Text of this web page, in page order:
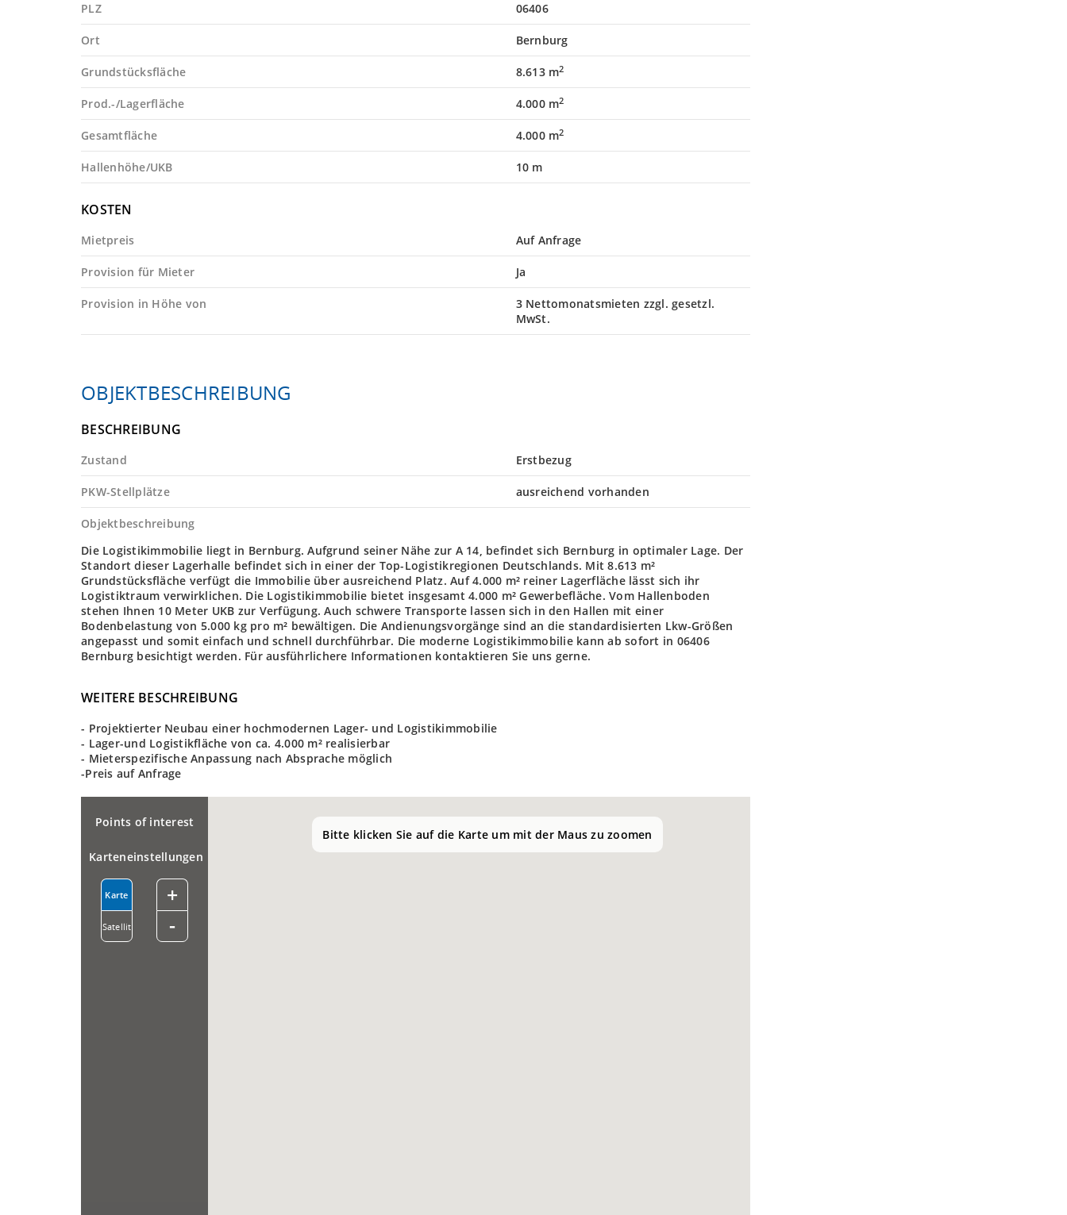
PLZ 06406
Ort Bernburg
Grundstücksfläche 8.613 m2
Prod.-/Lagerfläche 4.000 m2
Gesamtfläche 4.000 m2
Hallenhöhe/UKB 10 m
KOSTEN
Mietpreis Auf Anfrage
Provision für Mieter Ja
Provision in Höhe von
3 Nettomonatsmieten zzgl. gesetzl.
MwSt.
OBJEKTBESCHREIBUNG
BESCHREIBUNG
Zustand Erstbezug
PKW-Stellplätze ausreichend vorhanden
Objektbeschreibung
Die Logistikimmobilie liegt in Bernburg. Aufgrund seiner Nähe zur A 14, befindet sich Bernburg in optimaler Lage. Der
Standort dieser Lagerhalle befindet sich in einer der Top-Logistikregionen Deutschlands. Mit 8.613 m²
Grundstücksfläche verfügt die Immobilie über ausreichend Platz. Auf 4.000 m² reiner Lagerfläche lässt sich ihr
Logistiktraum verwirklichen. Die Logistikimmobilie bietet insgesamt 4.000 m² Gewerbefläche. Vom Hallenboden
stehen Ihnen 10 Meter UKB zur Verfügung. Auch schwere Transporte lassen sich in den Hallen mit einer
Bodenbelastung von 5.000 kg pro m² bewältigen. Die Andienungsvorgänge sind an die standardisierten Lkw-Größen
angepasst und somit einfach und schnell durchführbar. Die moderne Logistikimmobilie kann ab sofort in 06406
Bernburg besichtigt werden. Für ausführlichere Informationen kontaktieren Sie uns gerne.
WEITERE BESCHREIBUNG
- Projektierter Neubau einer hochmodernen Lager- und Logistikimmobilie
- Lager-und Logistikfläche von ca. 4.000 m² realisierbar
- Mieterspezifische Anpassung nach Absprache möglich
-Preis auf Anfrage
Bitte klicken Sie auf die Karte um mit der Maus zu zoomen
Points of interest
Karteneinstellungen
Karte
Satellit
+
-